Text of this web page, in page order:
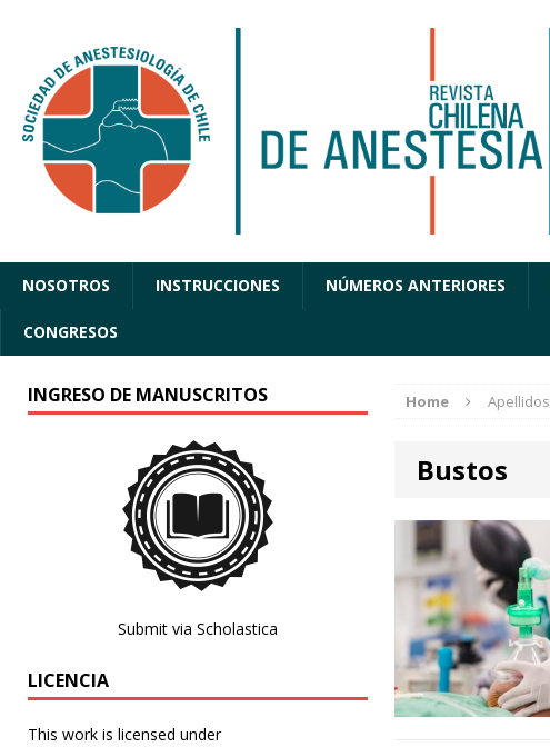
NOSOTROS INSTRUCCIONES NÚMEROS ANTERIORES
CONGRESOS
Home Apellidos
Bustos
INGRESO DE MANUSCRITOS
Submit via Scholastica
LICENCIA
This work is licensed under